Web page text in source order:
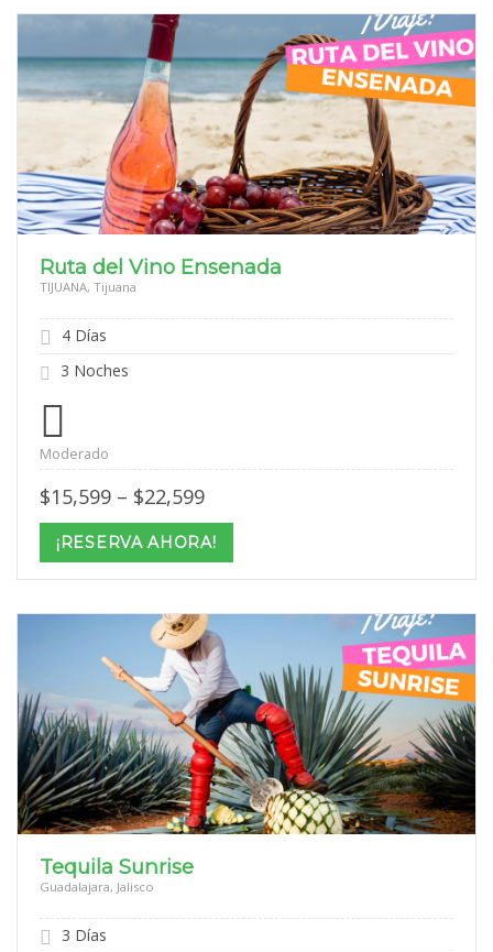
Ruta del Vino Ensenada
TIJUANA, Tijuana
4 Días
3 Noches
Moderado
$15,599 – $22,599Price
$15,599
through
$22,599
¡RESERVA AHORA!
Tequila Sunrise
Guadalajara, Jalisco
3 Días